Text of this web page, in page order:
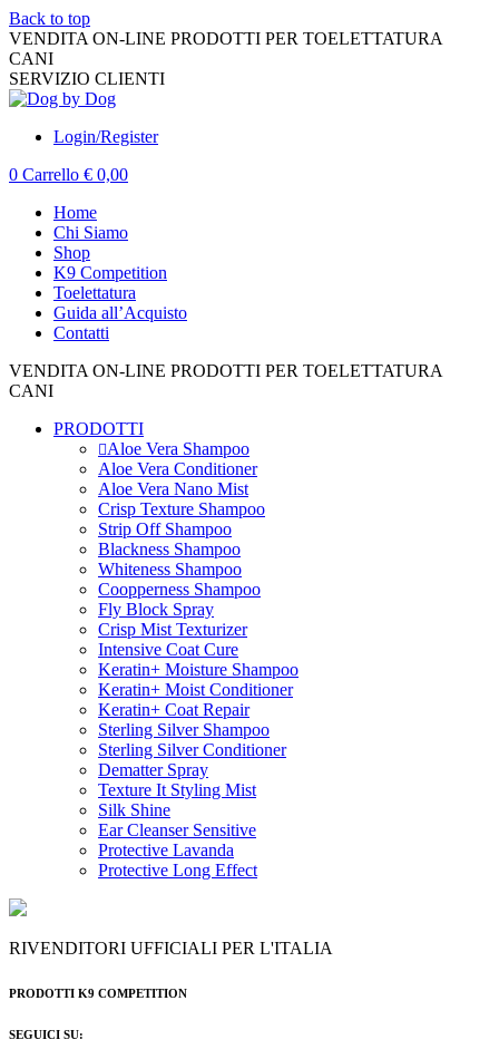
Back to top
VENDITA ON-LINE PRODOTTI PER TOELETTATURA
CANI
SERVIZIO CLIENTI
Login/Register
0 Carrello € 0,00
Home
Chi Siamo
Shop
K9 Competition
Toelettatura
Guida all’Acquisto
Contatti
VENDITA ON-LINE PRODOTTI PER TOELETTATURA
CANI
PRODOTTI
Aloe Vera Shampoo
Aloe Vera Conditioner
Aloe Vera Nano Mist
Crisp Texture Shampoo
Strip Off Shampoo
Blackness Shampoo
Whiteness Shampoo
Coopperness Shampoo
Fly Block Spray
Crisp Mist Texturizer
Intensive Coat Cure
Keratin+ Moisture Shampoo
Keratin+ Moist Conditioner
Keratin+ Coat Repair
Sterling Silver Shampoo
Sterling Silver Conditioner
Dematter Spray
Texture It Styling Mist
Silk Shine
Ear Cleanser Sensitive
Protective Lavanda
Protective Long Effect
RIVENDITORI UFFICIALI PER L'ITALIA
PRODOTTI K9 COMPETITION
SEGUICI SU: